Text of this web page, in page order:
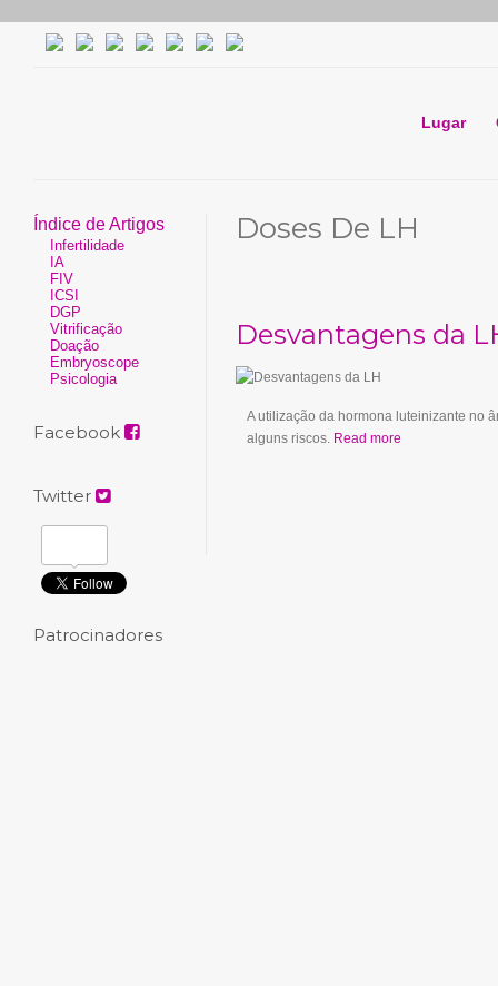
Lugar
Índice de Artigos
Infertilidade
IA
FIV
ICSI
DGP
Vitrificação
Doação
Embryoscope
Psicologia
Facebook
Twitter
Patrocinadores
Doses De LH
Desvantagens da
A utilização da hormona luteinizante no
alguns riscos. Read more